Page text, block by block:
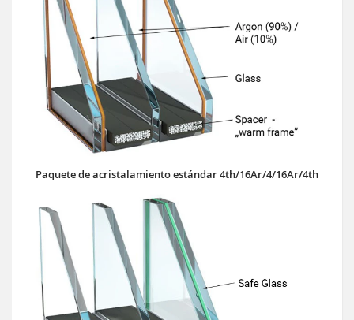
Paquete de acristalamiento estándar 4th/16Ar/4/16Ar/4th